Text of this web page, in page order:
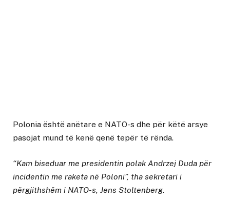
Polonia është anëtare e NATO-s dhe për këtë arsye
pasojat mund të kenë qenë tepër të rënda.
“Kam biseduar me presidentin polak Andrzej Duda për
incidentin me raketa në Poloni”, tha sekretari i
përgjithshëm i NATO-s, Jens Stoltenberg.